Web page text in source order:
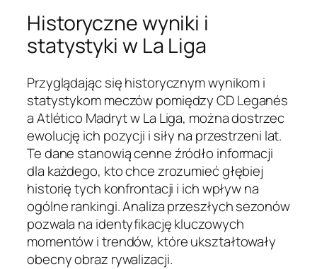
Historyczne wyniki i
statystyki w La Liga
Przyglądając się historycznym wynikom i
statystykom meczów pomiędzy CD Leganés
a Atlético Madryt w La Liga, można dostrzec
ewolucję ich pozycji i siły na przestrzeni lat.
Te dane stanowią cenne źródło informacji
dla każdego, kto chce zrozumieć głębiej
historię tych konfrontacji i ich wpływ na
ogólne rankingi. Analiza przeszłych sezonów
pozwala na identyfikację kluczowych
momentów i trendów, które ukształtowały
obecny obraz rywalizacji.